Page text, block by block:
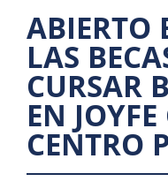
ABIERTO
LAS
CURSAR
EN
CENTRO